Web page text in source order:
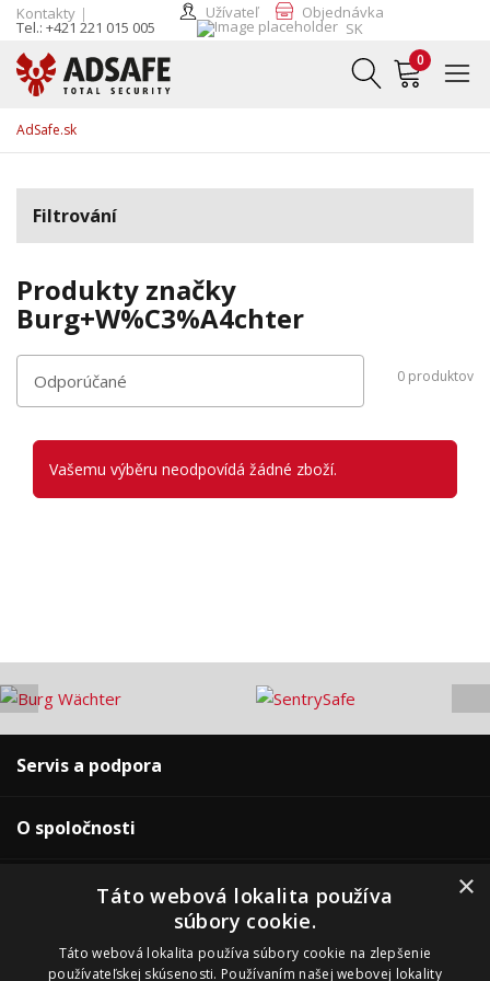
Kontakty
Tel.: +421 221 015 005
Užívateľ
Objednávka
SK
0
AdSafe.sk
Filtrování
Produkty značky
Burg+W%C3%A4chter
0 produktov
Vašemu výběru neodpovídá žádné zboží.
Servis a podpora
O spoločnosti
Pre zákazníkov
Naše predajne
×
Táto webová lokalita používa
súbory cookie.
Táto webová lokalita používa súbory cookie na zlepšenie
používateľskej skúsenosti. Používaním našej webovej lokality